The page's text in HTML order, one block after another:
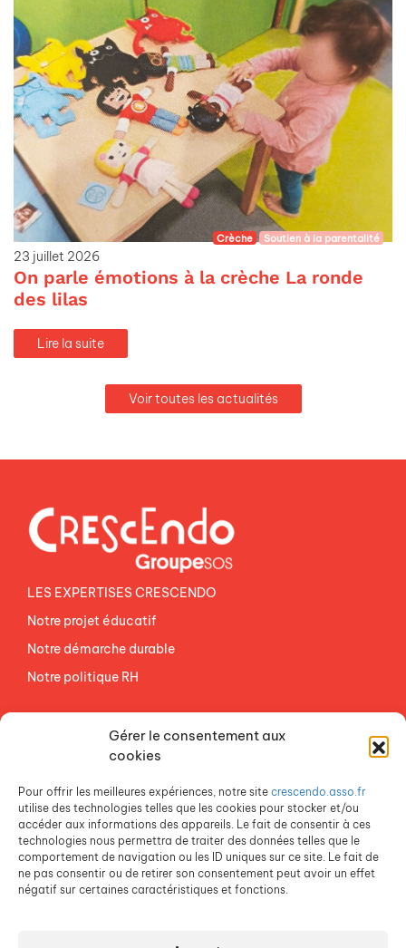
Gérer le consentement aux
cookies
Pour offrir les meilleures expériences, notre site crescendo.asso.fr
utilise des technologies telles que les cookies pour stocker et/ou
accéder aux informations des appareils. Le fait de consentir à ces
technologies nous permettra de traiter des données telles que le
comportement de navigation ou les ID uniques sur ce site. Le fait de
ne pas consentir ou de retirer son consentement peut avoir un effet
négatif sur certaines caractéristiques et fonctions.
Crèche Soutien à la parentalité
23 juillet 2026
On parle émotions à la crèche La ronde
des lilas
Lire la suite
Voir toutes les actualités
LES EXPERTISES CRESCENDO
Notre projet éducatif
Notre démarche durable
Notre politique RH
ESPACE PRESSE